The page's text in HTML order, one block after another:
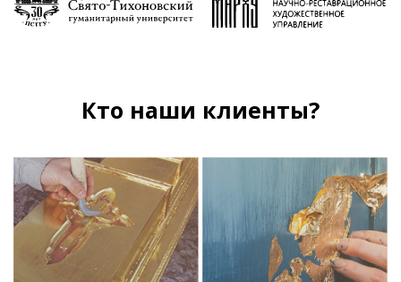
Кто наши клиенты?